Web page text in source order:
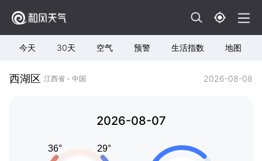
今天 30天 空气 预警 生活指数 地图
西湖区 江西省 - 中国 2026-08-08
2026-08-07